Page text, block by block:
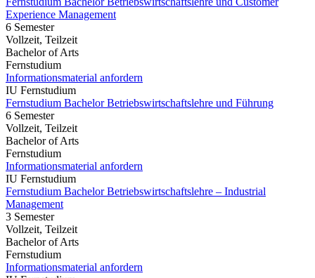
Experience Management
6 Semester
Vollzeit, Teilzeit
Bachelor of Arts
Fernstudium
Informationsmaterial anfordern
IU Fernstudium
Fernstudium Bachelor Betriebswirtschaftslehre und Führung
6 Semester
Vollzeit, Teilzeit
Bachelor of Arts
Fernstudium
Informationsmaterial anfordern
IU Fernstudium
Fernstudium Bachelor Betriebswirtschaftslehre – Industrial
Management
3 Semester
Vollzeit, Teilzeit
Bachelor of Arts
Fernstudium
Informationsmaterial anfordern